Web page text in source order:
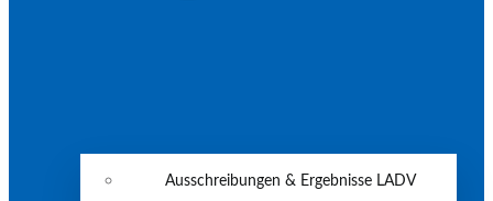
Ausschreibungen & Ergebnisse LADV